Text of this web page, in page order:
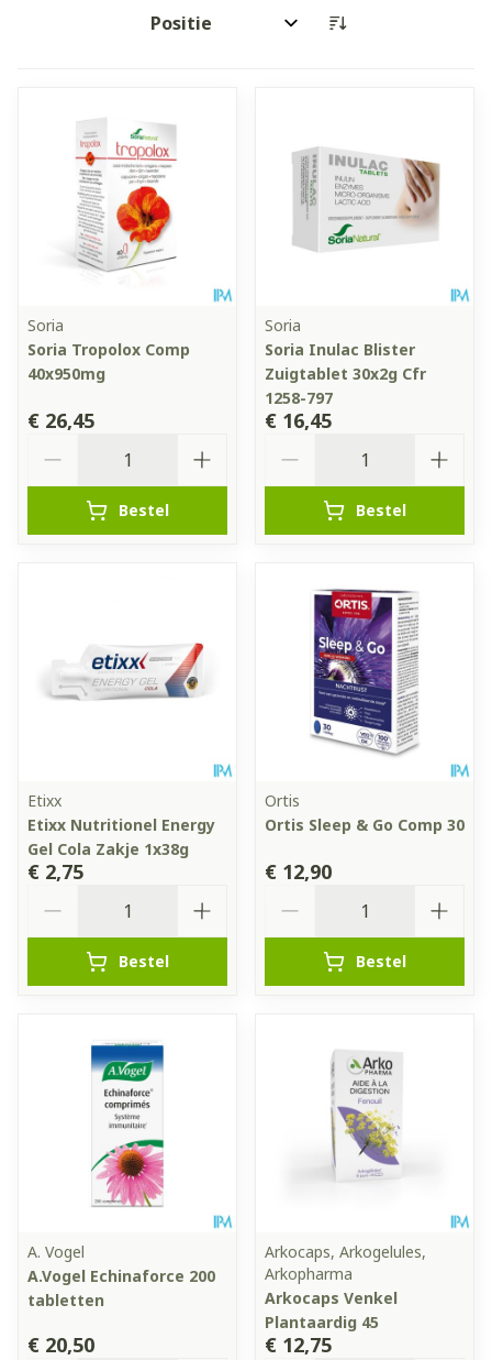
Sorteer op:
Soria
Soria Tropolox Comp
40x950mg
€ 26,45
Bestel
Soria
Soria Inulac Blister
Zuigtablet 30x2g Cfr
1258-797
€ 16,45
Bestel
Etixx
Etixx Nutritionel Energy
Gel Cola Zakje 1x38g
€ 2,75
Bestel
Ortis
Ortis Sleep & Go Comp 30
€ 12,90
Bestel
A. Vogel
A.Vogel Echinaforce 200
tabletten
€ 20,50
Arkocaps, Arkogelules,
Arkopharma
Arkocaps Venkel
Plantaardig 45
€ 12,75